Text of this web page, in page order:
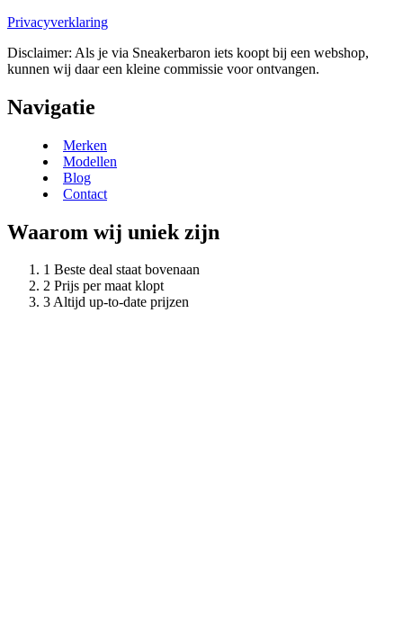
Privacyverklaring
Disclaimer: Als je via Sneakerbaron iets koopt bij een webshop,
kunnen wij daar een kleine commissie voor ontvangen.
Navigatie
Merken
Modellen
Blog
Contact
Waarom wij uniek zijn
Beste deal staat bovenaan
Prijs per maat klopt
Altijd up-to-date prijzen